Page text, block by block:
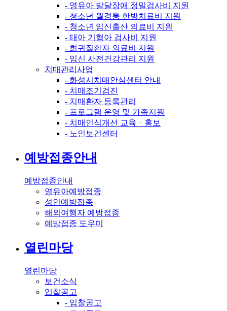
- 영유아 발달장애 정밀검사비 지원
- 청소년 월경통 한방치료비 지원
- 청소년 임신출산 의료비 지원
- 태아 기형아 검사비 지원
- 희귀질환자 의료비 지원
- 임신 사전건강관리 지원
치매관리사업
- 화성시치매안심센터 안내
- 치매조기검진
- 치매환자 등록관리
- 프로그램 운영 및 가족지원
- 치매인식개선 교육ㆍ홍보
- 노인보건센터
예방접종안내
예방접종안내
영유아예방접종
성인예방접종
해외여행자 예방접종
예방접종 도우미
열린마당
열린마당
보건소식
입찰공고
- 입찰공고